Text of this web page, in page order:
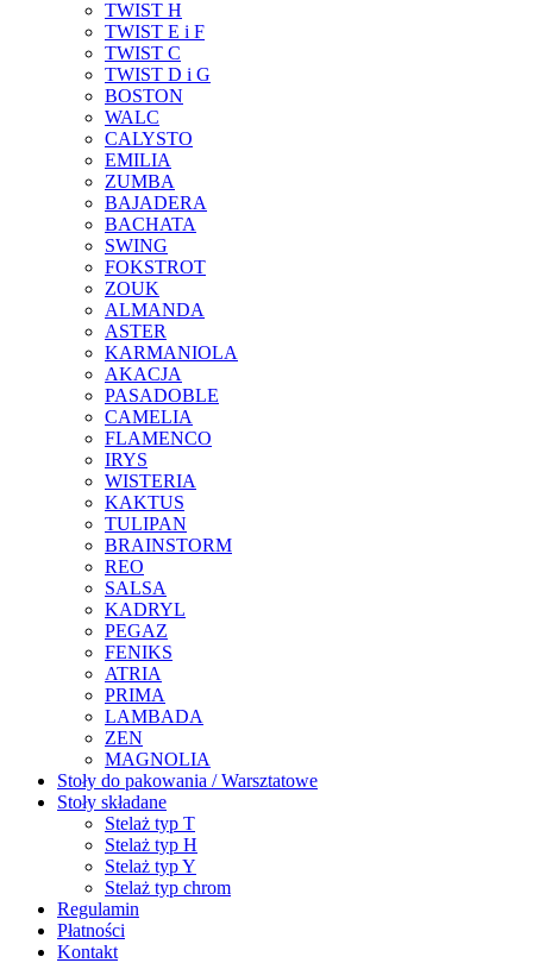
TWIST H
TWIST E i F
TWIST C
TWIST D i G
BOSTON
WALC
CALYSTO
EMILIA
ZUMBA
BAJADERA
BACHATA
SWING
FOKSTROT
ZOUK
ALMANDA
ASTER
KARMANIOLA
AKACJA
PASADOBLE
CAMELIA
FLAMENCO
IRYS
WISTERIA
KAKTUS
TULIPAN
BRAINSTORM
REO
SALSA
KADRYL
PEGAZ
FENIKS
ATRIA
PRIMA
LAMBADA
ZEN
MAGNOLIA
Stoły do pakowania / Warsztatowe
Stoły składane
Stelaż typ T
Stelaż typ H
Stelaż typ Y
Stelaż typ chrom
Regulamin
Płatności
Kontakt